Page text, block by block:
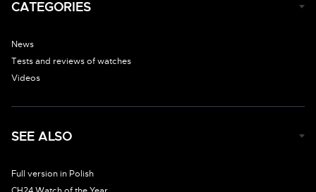
CATEGORIES
News
Tests and reviews of watches
Videos
SEE ALSO
Full version in Polish